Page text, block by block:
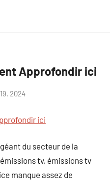
Approfondir ici
2024
ici
du secteur de la
tv, émissions tv
manque assez de